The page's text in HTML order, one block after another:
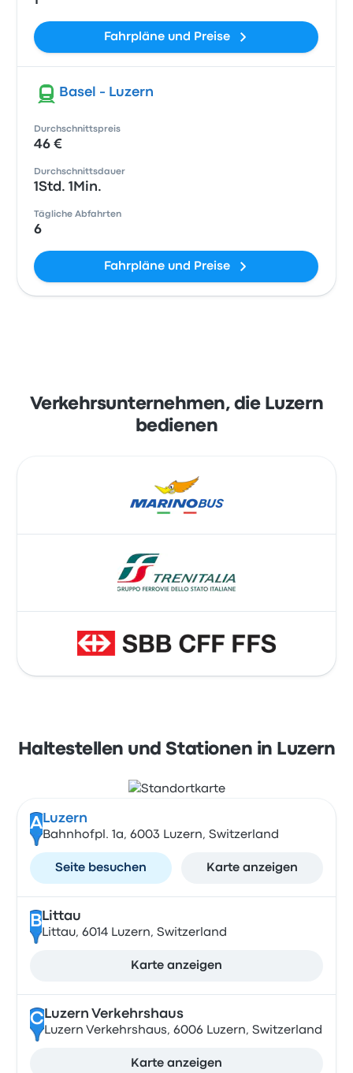
Fahrpläne und Preise
Basel - Luzern
Durchschnittspreis
46 €
Durchschnittsdauer
1Std. 1Min.
Tägliche Abfahrten
6
Fahrpläne und Preise
Verkehrsunternehmen, die Luzern
bedienen
Haltestellen und Stationen in Luzern
ALuzern
Bahnhofpl. 1a, 6003 Luzern, Switzerland
Seite besuchen Karte anzeigen
BLittau
Littau, 6014 Luzern, Switzerland
Karte anzeigen
CLuzern Verkehrshaus
Luzern Verkehrshaus, 6006 Luzern, Switzerland
Karte anzeigen